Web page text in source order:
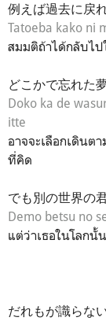
例えば過去に戻
Tatoeba kako ni
สมมติถ้าได้กลับไป
どこかで忘れた
Doko ka de
itte
อาจจะเลือกเดินต
ที่คิด
でも別の世界の
Demo betsu no
แต่ว่าเธอในโลกนั้
だれもが識らな